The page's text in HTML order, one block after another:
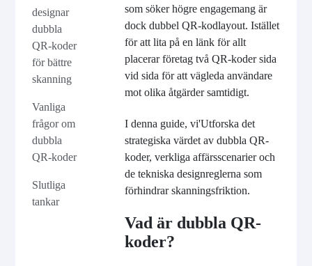
designar
dubbla
QR-koder
för bättre
skanning
Vanliga
frågor om
dubbla
QR-koder
Slutliga
tankar
som söker högre engagemang är
dock dubbel QR-kodlayout. Istället
för att lita på en länk för allt
placerar företag två QR-koder sida
vid sida för att vägleda användare
mot olika åtgärder samtidigt.
I denna guide, vi'Utforska det
strategiska värdet av dubbla QR-
koder, verkliga affärsscenarier och
de tekniska designreglerna som
förhindrar skanningsfriktion.
Vad är dubbla QR-
koder?